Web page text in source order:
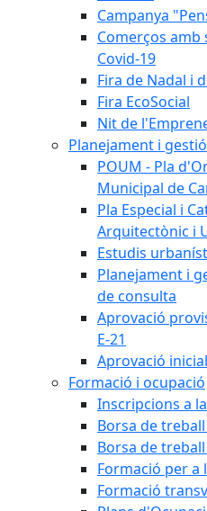
Campanya
Comerços amb
Covid-19
Fira de Nadal i
Fira EcoSocial
Nit de
Planejament i
POUM - Pla
Municipal de
Pla Especial i
Arquitectònic i
Estudis
Planejament i
de consulta
Aprovació
E-21
Aprovació
Formació i ocupació
Inscripcions a
Borsa de
Borsa de
Formació per a
Formació